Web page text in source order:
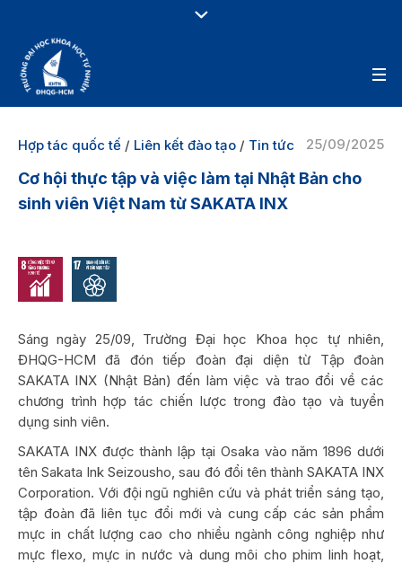
25/09/2025
Hợp tác quốc tế / Liên kết đào tạo / Tin tức
Cơ hội thực tập và việc làm tại Nhật Bản cho
sinh viên Việt Nam từ SAKATA INX
Sáng ngày 25/09, Trường Đại học Khoa học tự nhiên,
ĐHQG-HCM đã đón tiếp đoàn đại diện từ Tập đoàn
SAKATA INX (Nhật Bản) đến làm việc và trao đổi về các
chương trình hợp tác chiến lược trong đào tạo và tuyển
dụng sinh viên.
SAKATA INX được thành lập tại Osaka vào năm 1896 dưới
tên Sakata Ink Seizousho, sau đó đổi tên thành SAKATA INX
Corporation. Với đội ngũ nghiên cứu và phát triển sáng tạo,
tập đoàn đã liên tục đổi mới và cung cấp các sản phẩm
mực in chất lượng cao cho nhiều ngành công nghiệp như
mực flexo, mực in nước và dung môi cho phim linh hoạt,